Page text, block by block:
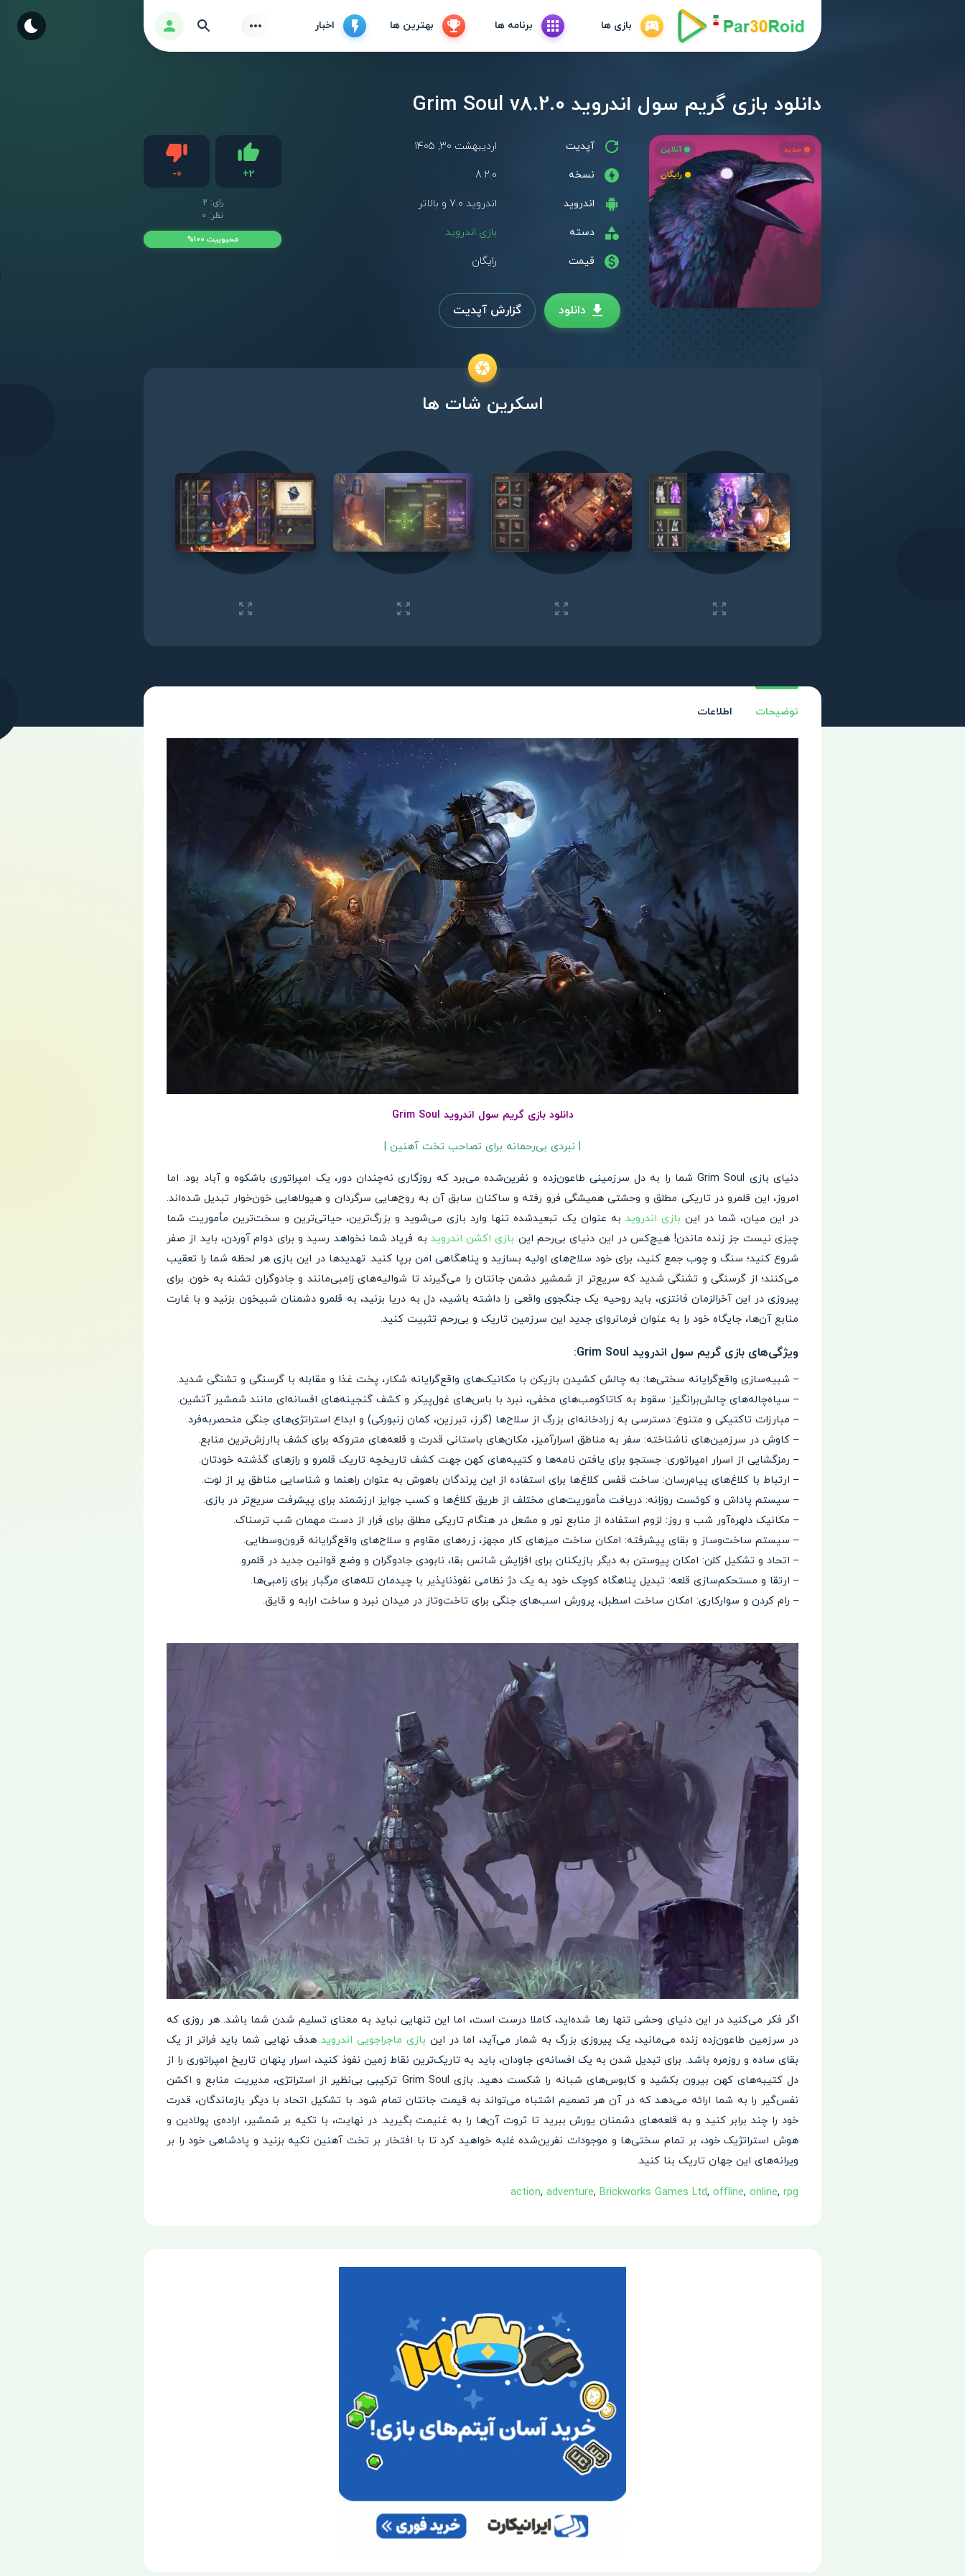
بازی ها برنامه ها بهترین ها اخبار ورود Find
دانلود بازی گریم سول اندروید Grim Soul v8.2.0
جدید آنلاین
رایگان
آپدیت اردیبهشت ۳۰, ۱۴۰۵
نسخه 8.2.0
اندروید اندروید 7.0 و بالاتر
دسته بازی اندروید
قیمت رایگان
+2
لایک
-0دیس لایک
رای: 2
نظر: 0
محبوبیت 100%
دانلود گزارش آپدیت
اسکرین شات ها
توضیحات اطلاعات
دانلود بازی گریم سول اندروید Grim Soul
| نبردی بی‌رحمانه برای تصاحب تخت آهنین |
دنیای بازی Grim Soul شما را به دل سرزمینی طاعون‌زده و نفرین‌شده می‌برد که روزگاری نه‌چندان دور، یک امپراتوری باشکوه و آباد بود. اما
امروز، این قلمرو در تاریکی مطلق و وحشتی همیشگی فرو رفته و ساکنان سابق آن به روح‌هایی سرگردان و هیولاهایی خون‌خوار تبدیل شده‌اند.
در این میان، شما در این بازی اندروید به عنوان یک تبعیدشده تنها وارد بازی می‌شوید و بزرگ‌ترین، حیاتی‌ترین و سخت‌ترین مأموریت شما
چیزی نیست جز زنده ماندن! هیچ‌کس در این دنیای بی‌رحم این بازی اکشن اندروید به فریاد شما نخواهد رسید و برای دوام آوردن، باید از صفر
شروع کنید؛ سنگ و چوب جمع کنید، برای خود سلاح‌های اولیه بسازید و پناهگاهی امن برپا کنید. تهدیدها در این بازی هر لحظه شما را تعقیب
می‌کنند؛ از گرسنگی و تشنگی شدید که سریع‌تر از شمشیر دشمن جانتان را می‌گیرند تا شوالیه‌های زامبی‌مانند و جادوگران تشنه به خون. برای
پیروزی در این آخرالزمان فانتزی، باید روحیه یک جنگجوی واقعی را داشته باشید، دل به دریا بزنید، به قلمرو دشمنان شبیخون بزنید و با غارت
منابع آن‌ها، جایگاه خود را به عنوان فرمانروای جدید این سرزمین تاریک و بی‌رحم تثبیت کنید.
ویژگی‌های بازی گریم سول اندروید Grim Soul:
– شبیه‌سازی واقع‌گرایانه سختی‌ها: به چالش کشیدن بازیکن با مکانیک‌های واقع‌گرایانه شکار، پخت غذا و مقابله با گرسنگی و تشنگی شدید.
– سیاه‌چاله‌های چالش‌برانگیز: سقوط به کاتاکومب‌های مخفی، نبرد با باس‌های غول‌پیکر و کشف گنجینه‌های افسانه‌ای مانند شمشیر آتشین.
– مبارزات تاکتیکی و متنوع: دسترسی به زرادخانه‌ای بزرگ از سلاح‌ها (گرز، تبرزین، کمان زنبورکی) و ابداع استراتژی‌های جنگی منحصربه‌فرد.
– کاوش در سرزمین‌های ناشناخته: سفر به مناطق اسرارآمیز، مکان‌های باستانی قدرت و قلعه‌های متروکه برای کشف باارزش‌ترین منابع.
– رمزگشایی از اسرار امپراتوری: جستجو برای یافتن نامه‌ها و کتیبه‌های کهن جهت کشف تاریخچه تاریک قلمرو و رازهای گذشته خودتان.
– ارتباط با کلاغ‌های پیام‌رسان: ساخت قفس کلاغ‌ها برای استفاده از این پرندگان باهوش به عنوان راهنما و شناسایی مناطق پر از لوت.
– سیستم پاداش و کوئست روزانه: دریافت مأموریت‌های مختلف از طریق کلاغ‌ها و کسب جوایز ارزشمند برای پیشرفت سریع‌تر در بازی.
– مکانیک دلهره‌آور شب و روز: لزوم استفاده از منابع نور و مشعل در هنگام تاریکی مطلق برای فرار از دست مهمان شب ترسناک.
– سیستم ساخت‌وساز و بقای پیشرفته: امکان ساخت میزهای کار مجهز، زره‌های مقاوم و سلاح‌های واقع‌گرایانه قرون‌وسطایی.
– اتحاد و تشکیل کلن: امکان پیوستن به دیگر بازیکنان برای افزایش شانس بقا، نابودی جادوگران و وضع قوانین جدید در قلمرو.
– ارتقا و مستحکم‌سازی قلعه: تبدیل پناهگاه کوچک خود به یک دژ نظامی نفوذناپذیر با چیدمان تله‌های مرگبار برای زامبی‌ها.
– رام کردن و سوارکاری: امکان ساخت اسطبل، پرورش اسب‌های جنگی برای تاخت‌وتاز در میدان نبرد و ساخت ارابه و قایق.
اگر فکر می‌کنید در این دنیای وحشی تنها رها شده‌اید، کاملا درست است، اما این تنهایی نباید به معنای تسلیم شدن شما باشد. هر روزی که
در سرزمین طاعون‌زده زنده می‌مانید، یک پیروزی بزرگ به شمار می‌آید، اما در این بازی ماجراجویی اندروید هدف نهایی شما باید فراتر از یک
بقای ساده و روزمره باشد. برای تبدیل شدن به یک افسانه‌ی جاودان، باید به تاریک‌ترین نقاط زمین نفوذ کنید، اسرار پنهان تاریخ امپراتوری را از
دل کتیبه‌های کهن بیرون بکشید و کابوس‌های شبانه را شکست دهید. بازی Grim Soul ترکیبی بی‌نظیر از استراتژی، مدیریت منابع و اکشن
نفس‌گیر را به شما ارائه می‌دهد که در آن هر تصمیم اشتباه می‌تواند به قیمت جانتان تمام شود. با تشکیل اتحاد با دیگر بازماندگان، قدرت
خود را چند برابر کنید و به قلعه‌های دشمنان یورش ببرید تا ثروت آن‌ها را به غنیمت بگیرید. در نهایت، با تکیه بر شمشیر، اراده‌ی پولادین و
هوش استراتژیک خود، بر تمام سختی‌ها و موجودات نفرین‌شده غلبه خواهید کرد تا با افتخار بر تخت آهنین تکیه بزنید و پادشاهی خود را بر
ویرانه‌های این جهان تاریک بنا کنید.
action, adventure, Brickworks Games Ltd, offline, online, rpg